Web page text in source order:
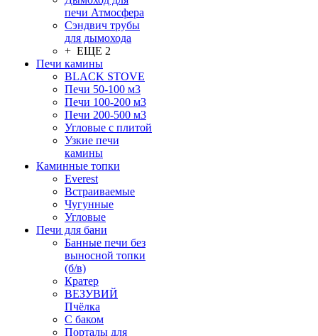
печи Атмосфера
Сэндвич трубы
для дымохода
+ ЕЩЕ 2
Печи камины
BLACK STOVE
Печи 50-100 м3
Печи 100-200 м3
Печи 200-500 м3
Угловые с плитой
Узкие печи
камины
Каминные топки
Everest
Встраиваемые
Чугунные
Угловые
Печи для бани
Банные печи без
выносной топки
(б/в)
Кратер
ВЕЗУВИЙ
Пчёлка
С баком
Порталы для